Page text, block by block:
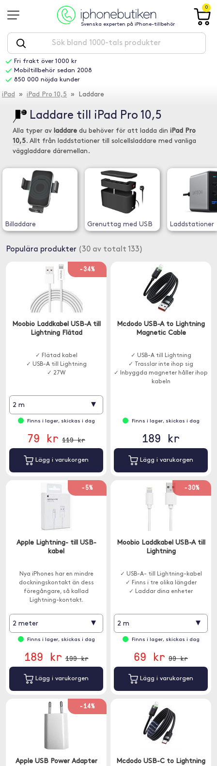
Svenska experten på iPhone-tillbehör
0
Fri frakt över 1000 kr
Mobiltillbehör sedan 2008
850 000 nöjda kunder
iPad » iPad Pro 10,5 » Laddare
Laddare till iPad Pro 10,5
Alla typer av laddare du behöver för att ladda din iPad Pro
10,5. Allt från laddstationer till solcellsladdare med vanliga
väggladdare däremellan.
Billaddare Grenuttag med USB Laddstationer
Populära produkter (30 av totalt 133)
-34%
Moobio Laddkabel USB-A till
Lightning Flätad
✓ Flätad kabel
✓ USB-A till Lightning
✓ 27W
2 m ▾
Finns i lager, skickas i dag
79 kr 119 kr
Lägg i varukorgen
Mcdodo USB-A to Lightning
Magnetic Cable
✓ USB-A till Lightning
✓ Trasslar inte ihop sig
✓ Inbyggda magneter håller ihop
kabeln
Finns i lager, skickas i dag
189 kr
Lägg i varukorgen
-5%
Apple Lightning- till USB-
kabel
Nya iPhones har en mindre
dockningskontakt än dess
föregångare, så kallad
Lightning-kontakt.
2 meter ▾
Finns i lager, skickas i dag
189 kr 199 kr
Lägg i varukorgen
-30%
Moobio Laddkabel USB-A till
Lightning
✓ USB-A- till Lightning-kabel
✓ Finns i tre olika längder
✓ Laddar dina enheter
2 m ▾
Finns i lager, skickas i dag
69 kr 99 kr
Lägg i varukorgen
-14%
Apple USB Power Adapter
Mcdodo USB-C to Lightning